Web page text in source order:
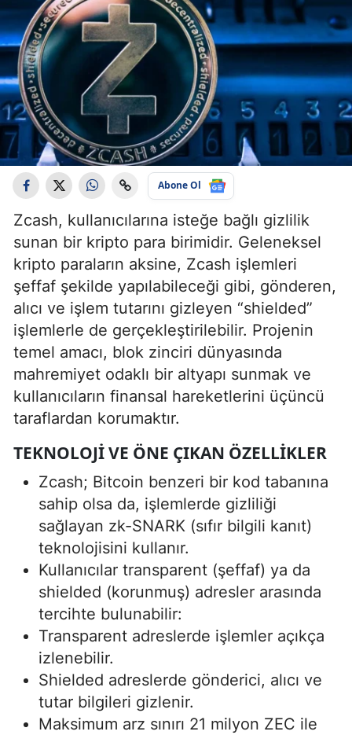
Abone Ol
Zcash, kullanıcılarına isteğe bağlı gizlilik
sunan bir kripto para birimidir. Geleneksel
kripto paraların aksine, Zcash işlemleri
şeffaf şekilde yapılabileceği gibi, gönderen,
alıcı ve işlem tutarını gizleyen “shielded”
işlemlerle de gerçekleştirilebilir. Projenin
temel amacı, blok zinciri dünyasında
mahremiyet odaklı bir altyapı sunmak ve
kullanıcıların finansal hareketlerini üçüncü
taraflardan korumaktır.
TEKNOLOJI VE ÖNE ÇIKAN ÖZELLIKLER
Zcash; Bitcoin benzeri bir kod tabanına
sahip olsa da, işlemlerde gizliliği
sağlayan zk-SNARK (sıfır bilgili kanıt)
teknolojisini kullanır.
Kullanıcılar transparent (şeffaf) ya da
shielded (korunmuş) adresler arasında
tercihte bulunabilir:
Transparent adreslerde işlemler açıkça
izlenebilir.
Shielded adreslerde gönderici, alıcı ve
tutar bilgileri gizlenir.
Maksimum arz sınırı 21 milyon ZEC ile